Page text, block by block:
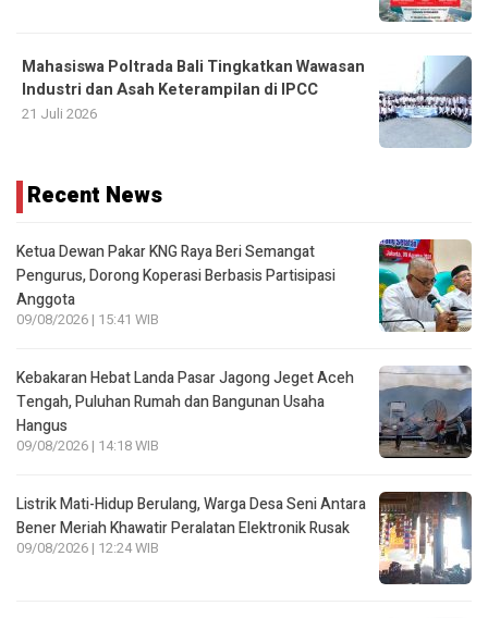
Mahasiswa Poltrada Bali Tingkatkan Wawasan
Industri dan Asah Keterampilan di IPCC
21 Juli 2026
Recent News
Ketua Dewan Pakar KNG Raya Beri Semangat
Pengurus, Dorong Koperasi Berbasis Partisipasi
Anggota
09/08/2026 | 15:41 WIB
Kebakaran Hebat Landa Pasar Jagong Jeget Aceh
Tengah, Puluhan Rumah dan Bangunan Usaha
Hangus
09/08/2026 | 14:18 WIB
Listrik Mati-Hidup Berulang, Warga Desa Seni Antara
Bener Meriah Khawatir Peralatan Elektronik Rusak
09/08/2026 | 12:24 WIB